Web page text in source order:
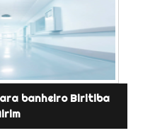
banheiro Biritiba